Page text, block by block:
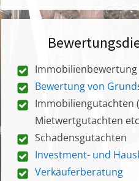
Immobilienbewertung
Bewertung von
Immobiliengutachten
Mietwertgutachten
Schadensgutachten
Investment- und
Verkäuferberatung